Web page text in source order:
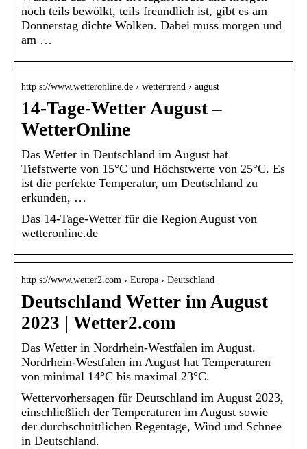
noch teils bewölkt, teils freundlich ist, gibt es am
Donnerstag dichte Wolken. Dabei muss morgen und
am …
http s://www.wetteronline.de › wettertrend › august
14-Tage-Wetter August –
WetterOnline
Das Wetter in Deutschland im August hat
Tiefstwerte von 15°C und Höchstwerte von 25°C. Es
ist die perfekte Temperatur, um Deutschland zu
erkunden, …
Das 14-Tage-Wetter für die Region August von
wetteronline.de
http s://www.wetter2.com › Europa › Deutschland
Deutschland Wetter im August
2023 | Wetter2.com
Das Wetter in Nordrhein-Westfalen im August.
Nordrhein-Westfalen im August hat Temperaturen
von minimal 14°C bis maximal 23°C.
Wettervorhersagen für Deutschland im August 2023,
einschließlich der Temperaturen im August sowie
der durchschnittlichen Regentage, Wind und Schnee
in Deutschland.